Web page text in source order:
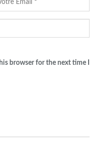
browser for the next time I